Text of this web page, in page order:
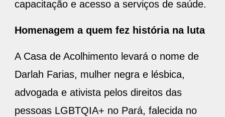
capacitação e acesso a serviços de saúde.
Homenagem a quem fez história na luta
A Casa de Acolhimento levará o nome de
Darlah Farias, mulher negra e lésbica,
advogada e ativista pelos direitos das
pessoas LGBTQIA+ no Pará, falecida no